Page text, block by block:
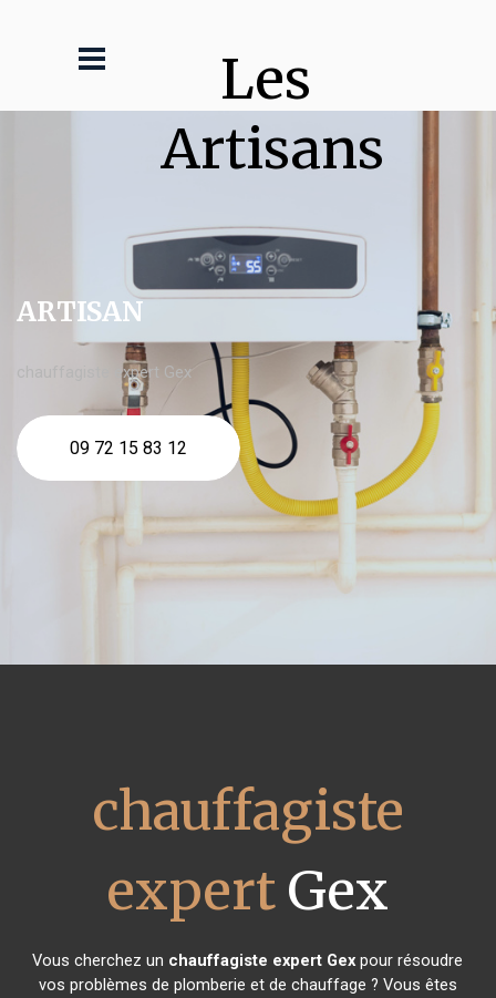
Les
Artisans
ARTISAN
chauffagiste expert Gex
09 72 15 83 12
chauffagiste
expertGex
Vous cherchez un chauffagiste expert Gex pour résoudre
vos problèmes de plomberie et de chauffage ? Vous êtes